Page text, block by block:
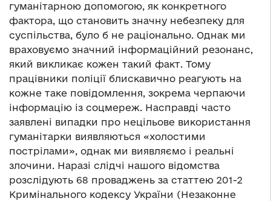
гуманітарною допомогою, як конкретного
фактора, що становить значну небезпеку для
суспільства, було б не раціонально. Однак ми
враховуємо значний інформаційний резонанс,
який викликає кожен такий факт. Тому
працівники поліції блискавично реагують на
кожне таке повідомлення, зокрема черпаючи
інформацію із соцмереж. Насправді часто
заявлені випадки про нецільове використання
гуманітарки виявляються «холостими
пострілами», однак ми виявляємо і реальні
злочини. Наразі слідчі нашого відомства
розслідують 68 проваджень за статтею 201-2
Кримінального кодексу України (Незаконне